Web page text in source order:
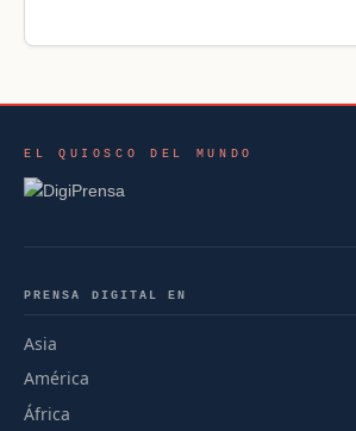
EL QUIOSCO DEL MUNDO
PRENSA DIGITAL EN
Asia
América
África